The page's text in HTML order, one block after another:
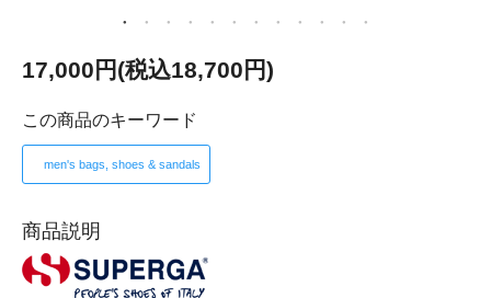
17,000円(税込18,700円)
この商品のキーワード
men's bags, shoes & sandals
商品説明